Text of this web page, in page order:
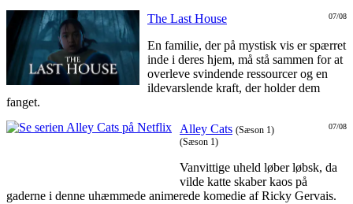
07/08
The Last House
En familie, der på mystisk vis er spærret
inde i deres hjem, må stå sammen for at
overleve svindende ressourcer og en
ildevarslende kraft, der holder dem
fanget.
07/08
Alley Cats (Sæson 1)
(Sæson 1)
Vanvittige uheld løber løbsk, da
vilde katte skaber kaos på
gaderne i denne uhæmmede animerede komedie af Ricky Gervais.